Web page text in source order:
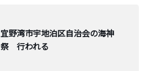
宜野湾市宇地泊区自治会の海神
祭 行われる